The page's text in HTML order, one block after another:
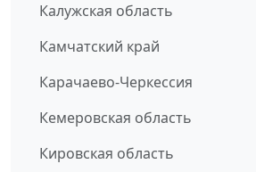
Калужская область
Камчатский край
Карачаево-Черкессия
Кемеровская область
Кировская область